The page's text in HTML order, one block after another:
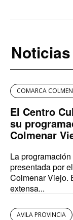
COMARCA
El Centro
su
Colmenar
La
presentada por
Colmenar Viejo.
extensa...
AVILA PROVINCIA